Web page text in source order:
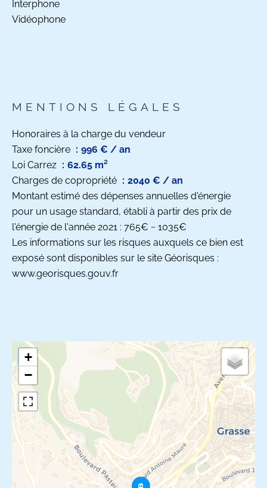
Interphone
Vidéophone
MENTIONS LÉGALES
Honoraires à la charge du vendeur
Taxe foncière
996 € / an
Loi Carrez
62.65 m²
Charges de copropriété
2040 € / an
Montant estimé des dépenses annuelles d'énergie
pour un usage standard, établi à partir des prix de
l'énergie de l'année 2021 : 765€ ~ 1035€
Les informations sur les risques auxquels ce bien est
exposé sont disponibles sur le site Géorisques :
www.georisques.gouv.fr
+
−